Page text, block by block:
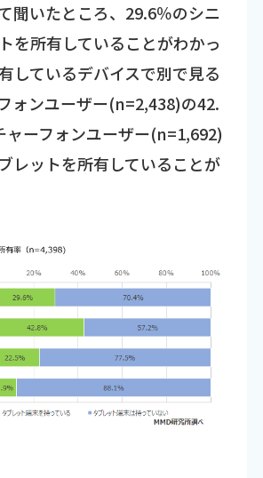
聞いたところ、29.6％のシニ
を所有していることがわかっ
しているデバイスで別で見る
ォンユーザー(n=2,438)の42.
ャーフォンユーザー(n=1,692)
レットを所有していることが